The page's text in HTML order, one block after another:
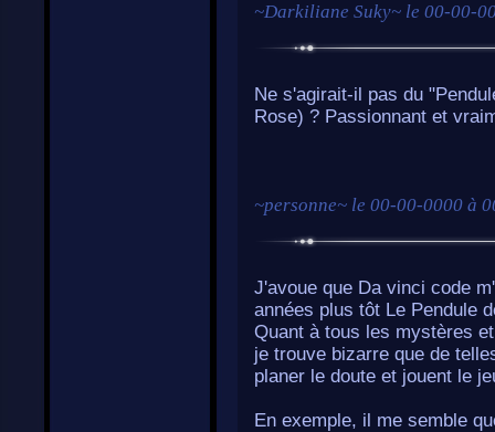
~Darkiliane Suky~ le 00-00-
Ne s'agirait-il pas du
Rose) ? Passionnant et
~personne~ le 00-00-0000 à
J'avoue que Da vinci code
années plus tôt Le Pendule
Quant à tous les mystères
je trouve bizarre que de
planer le doute et jouent le
En exemple, il me semble